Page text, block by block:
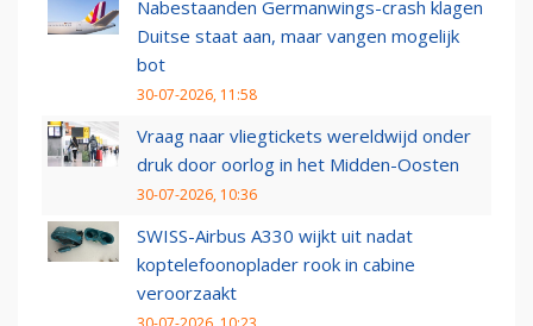
Nabestaanden Germanwings-crash klagen
Duitse staat aan, maar vangen mogelijk
bot
30-07-2026, 11:58
Vraag naar vliegtickets wereldwijd onder
druk door oorlog in het Midden-Oosten
30-07-2026, 10:36
SWISS-Airbus A330 wijkt uit nadat
koptelefoonoplader rook in cabine
veroorzaakt